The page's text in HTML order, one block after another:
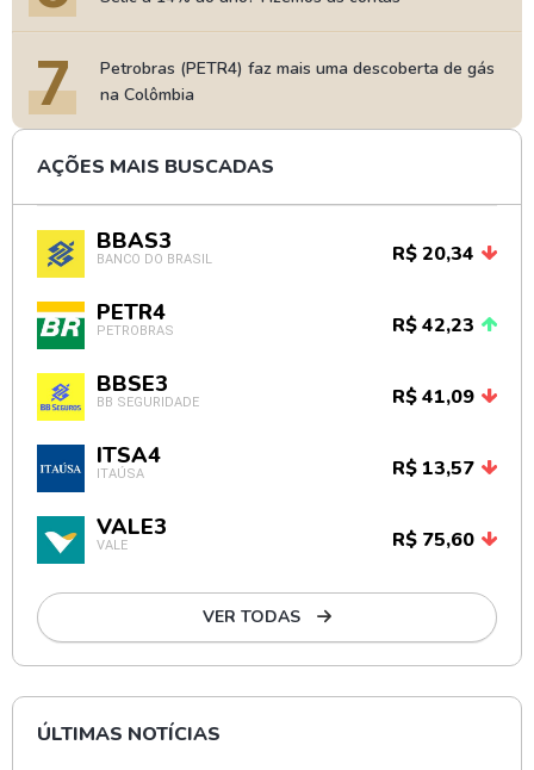
7
Petrobras (PETR4) faz mais uma descoberta de gás
na Colômbia
AÇÕES MAIS BUSCADAS
BBAS3
BANCO DO BRASIL R$ 20,34
PETR4
PETROBRAS R$ 42,23
BBSE3
BB SEGURIDADE R$ 41,09
ITSA4
ITAÚSA R$ 13,57
VALE3
VALE R$ 75,60
VER TODAS
ÚLTIMAS NOTÍCIAS